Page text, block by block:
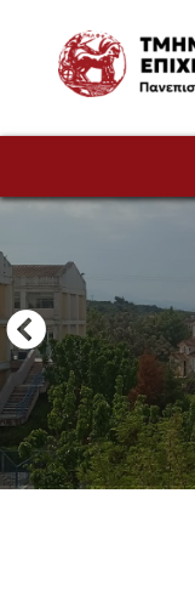
Image